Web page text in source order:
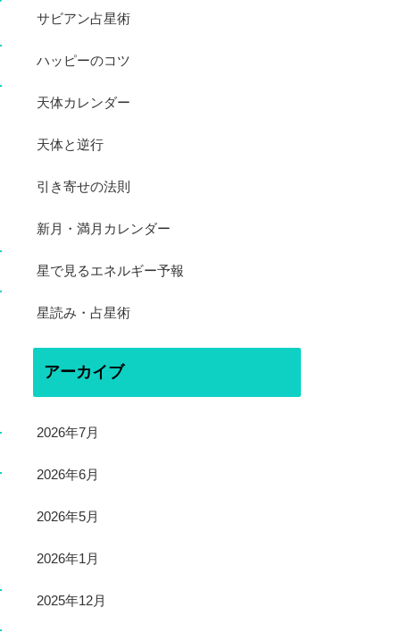
サビアン占星術
ハッピーのコツ
天体カレンダー
天体と逆行
引き寄せの法則
新月・満月カレンダー
星で見るエネルギー予報
星読み・占星術
アーカイブ
2026年7月
2026年6月
2026年5月
2026年1月
2025年12月